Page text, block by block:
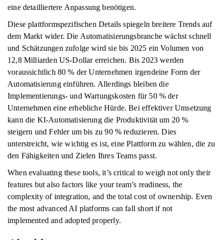
eine detailliertere Anpassung benötigen.
Diese plattformspezifischen Details spiegeln breitere Trends auf
dem Markt wider. Die Automatisierungsbranche wächst schnell
und Schätzungen zufolge wird sie bis 2025 ein Volumen von
12,8 Milliarden US-Dollar erreichen. Bis 2023 werden
voraussichtlich 80 % der Unternehmen irgendeine Form der
Automatisierung einführen. Allerdings bleiben die
Implementierungs- und Wartungskosten für 50 % der
Unternehmen eine erhebliche Hürde. Bei effektiver Umsetzung
kann die KI-Automatisierung die Produktivität um 20 %
steigern und Fehler um bis zu 90 % reduzieren. Dies
unterstreicht, wie wichtig es ist, eine Plattform zu wählen, die zu
den Fähigkeiten und Zielen Ihres Teams passt.
When evaluating these tools, it’s critical to weigh not only their
features but also factors like your team’s readiness, the
complexity of integration, and the total cost of ownership. Even
the most advanced AI platforms can fall short if not
implemented and adopted properly.